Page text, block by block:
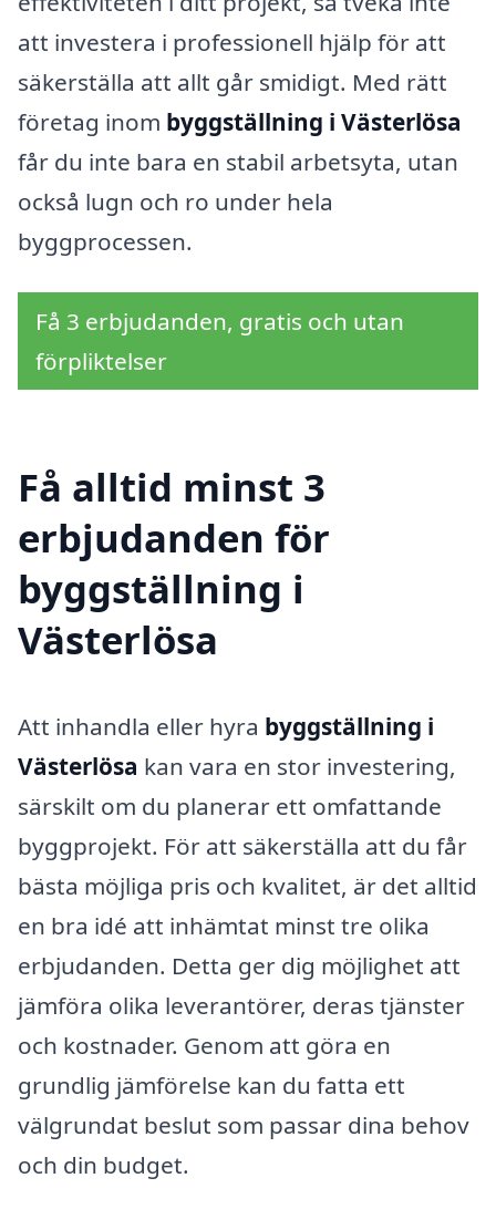
att investera i professionell hjälp för att
säkerställa att allt går smidigt. Med rätt
företag inom byggställning i Västerlösa
får du inte bara en stabil arbetsyta, utan
också lugn och ro under hela
byggprocessen.
Få 3 erbjudanden, gratis och utan
förpliktelser
Få alltid minst 3
erbjudanden för
byggställning i
Västerlösa
Att inhandla eller hyra byggställning i
Västerlösa kan vara en stor investering,
särskilt om du planerar ett omfattande
byggprojekt. För att säkerställa att du får
bästa möjliga pris och kvalitet, är det alltid
en bra idé att inhämtat minst tre olika
erbjudanden. Detta ger dig möjlighet att
jämföra olika leverantörer, deras tjänster
och kostnader. Genom att göra en
grundlig jämförelse kan du fatta ett
välgrundat beslut som passar dina behov
och din budget.